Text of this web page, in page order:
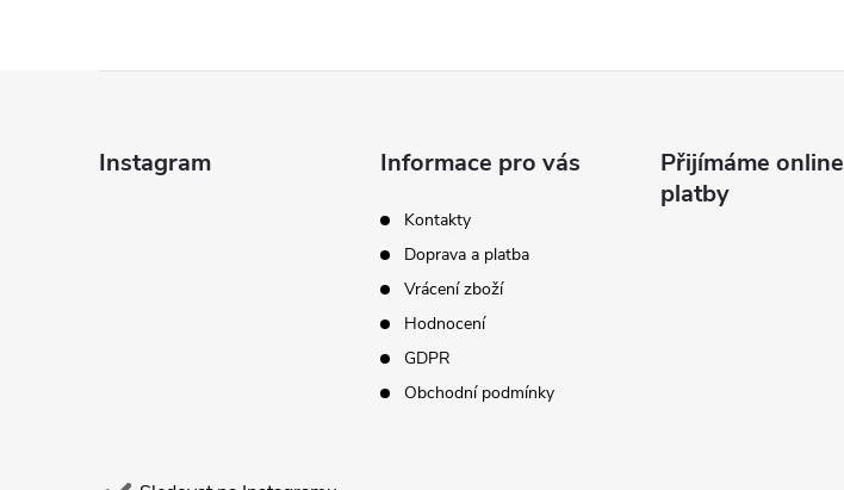
Instagram Informace pro vás
Kontakty
Doprava a platba
Vrácení zboží
Hodnocení
GDPR
Obchodní podmínky
Přijímáme online
platby